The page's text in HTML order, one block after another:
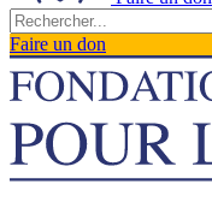
Faire un don